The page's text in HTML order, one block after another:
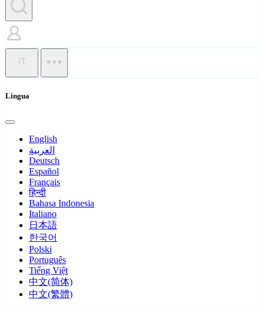
IT
Lingua
English
العربية
Deutsch
Español
Français
हिन्दी
Bahasa Indonesia
Italiano
日本語
한국어
Polski
Português
Tiếng Việt
中文(简体)
中文(繁體)